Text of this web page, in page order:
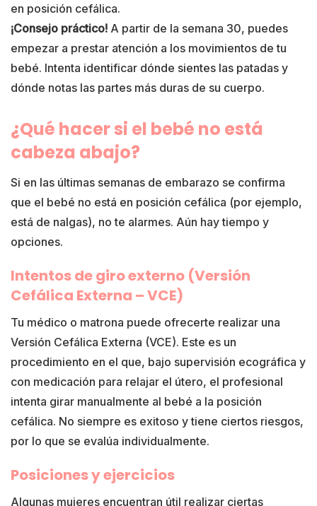
en posición cefálica.
¡Consejo práctico! A partir de la semana 30, puedes
empezar a prestar atención a los movimientos de tu
bebé. Intenta identificar dónde sientes las patadas y
dónde notas las partes más duras de su cuerpo.
¿Qué hacer si el bebé no está
cabeza abajo?
Si en las últimas semanas de embarazo se confirma
que el bebé no está en posición cefálica (por ejemplo,
está de nalgas), no te alarmes. Aún hay tiempo y
opciones.
Intentos de giro externo (Versión
Cefálica Externa – VCE)
Tu médico o matrona puede ofrecerte realizar una
Versión Cefálica Externa (VCE). Este es un
procedimiento en el que, bajo supervisión ecográfica y
con medicación para relajar el útero, el profesional
intenta girar manualmente al bebé a la posición
cefálica. No siempre es exitoso y tiene ciertos riesgos,
por lo que se evalúa individualmente.
Posiciones y ejercicios
Algunas mujeres encuentran útil realizar ciertas